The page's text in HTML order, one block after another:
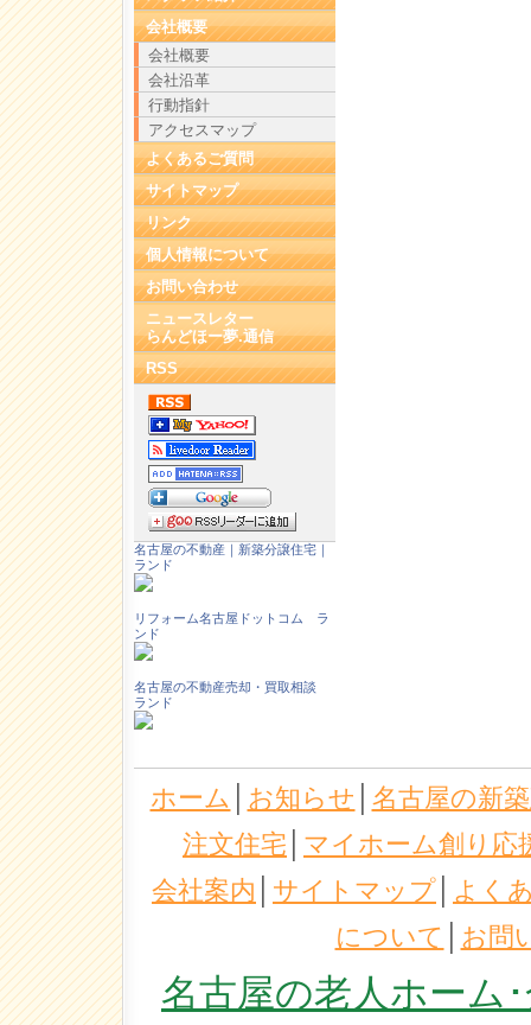
会社概要
会社概要
会社沿革
行動指針
アクセスマップ
よくあるご質問
サイトマップ
リンク
個人情報について
お問い合わせ
ニュースレター
らんどほー夢.通信
RSS
名古屋の不動産｜新築分譲住宅｜
ランド
リフォーム名古屋ドットコム ラ
ンド
名古屋の不動産売却・買取相談
ランド
ホーム お知らせ
名古屋の新
注文住宅
マイホーム創り応
会社案内
サイトマップ
よく
について
お問
名古屋の老人ホーム